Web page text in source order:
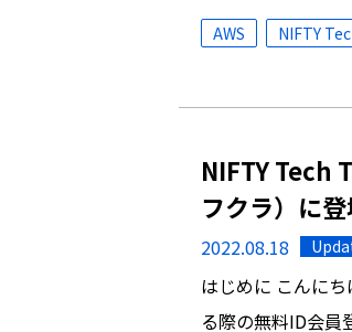
AWS NIFTY
NIFTY Tech
フクラ）に
2022.08.18
はじめに こんに
る際の無料ID会員